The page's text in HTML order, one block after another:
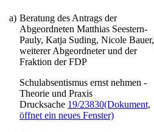
a) Beratung des Antrags der
Abgeordneten Matthias Seestern-
Pauly, Katja Suding, Nicole Bauer,
weiterer Abgeordneter und der
Fraktion der FDP
Schulabsentismus ernst nehmen -
Theorie und Praxis
Drucksache 19/23830(Dokument,
öffnet ein neues Fenster)